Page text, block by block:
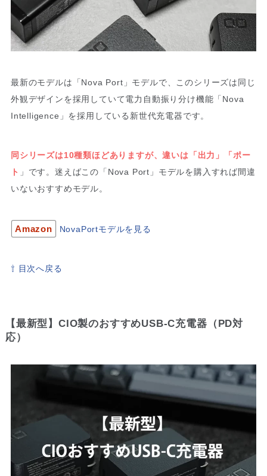
最新のモデルは「Nova Port」モデルで、このシリーズは同じ
外観デザインを採用していて電力自動振り分け機能「Nova
Intelligence」を採用している新世代充電器です。
同シリーズは10種類ほどありますが、違いは「出力」「ポー
ト 」です。迷えばこの「Nova Port」モデルを購入すれば間違
いないおすすめモデル。
Amazon NovaPortモデルを見る
⇧ 目次へ戻る
【最新型】CIO製のおすすめUSB-C充電器（PD対
応）